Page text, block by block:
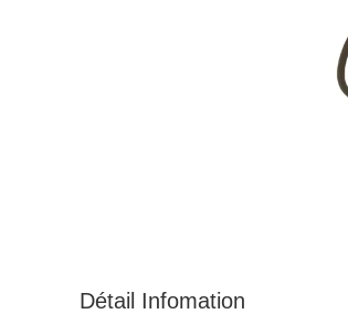
Détail Infomation